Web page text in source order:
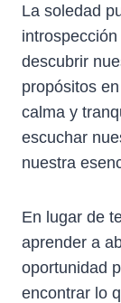
La soledad
descubrir
propósitos
calma y
escuchar
nuestra
En lugar de
aprender a
oportunidad
encontrar lo